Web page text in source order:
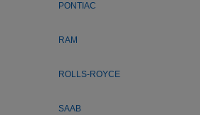
PONTIAC
RAM
ROLLS-ROYCE
SAAB